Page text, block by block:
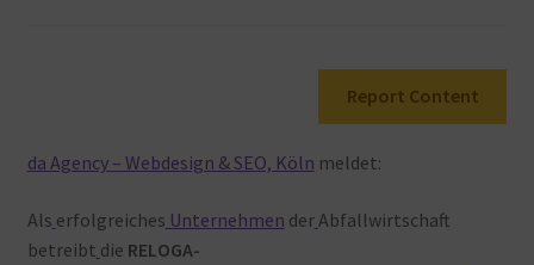
Warenkorb
Report Content
da Agency – Webdesign & SEO, Köln meldet:
Als erfolgreiches Unternehmen der Abfallwirtschaft
betreibt die RELOGA-